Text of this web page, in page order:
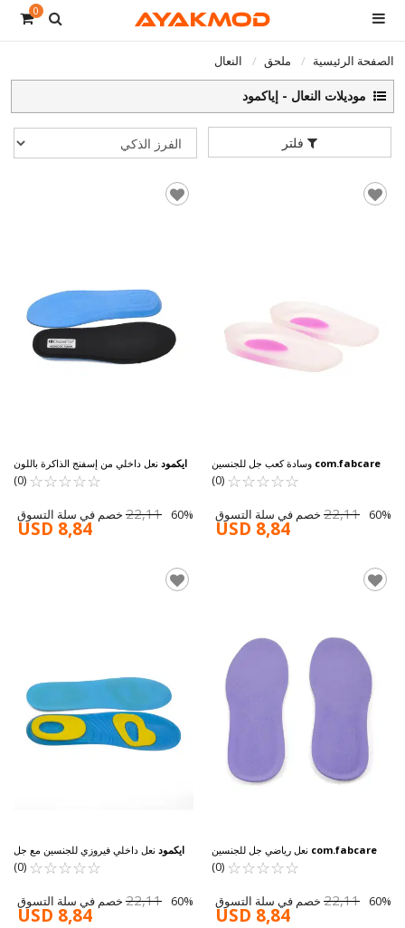
0
الصفحة الرئيسية ملحق النعال
موديلات النعال - إياكمود
فلتر
ايكمود نعل داخلي من إسفنج الذاكرة باللون
الأسود للجنسين
☆
☆
☆
☆
☆ ★
★
★
★
★
(0)
22,11 60% خصم في سلة التسوق
USD 8,84
com.fabcare وسادة كعب جل للجنسين
☆
☆
☆
☆
☆ ★
★
★
★
★
(0)
22,11 60% خصم في سلة التسوق
USD 8,84
ايكمود نعل داخلي فيروزي للجنسين مع جل
☆
☆
☆
☆
☆ ★
★
★
★
★
(0)
22,11 60% خصم في سلة التسوق
USD 8,84
com.fabcare نعل رياضي جل للجنسين
☆
☆
☆
☆
☆ ★
★
★
★
★
(0)
22,11 60% خصم في سلة التسوق
USD 8,84